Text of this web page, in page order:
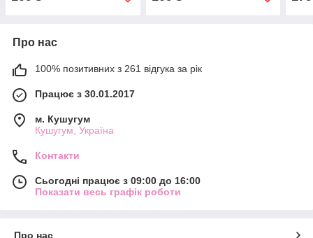
Про нас
100% позитивних з 261 відгука за рік
Працює з 30.01.2017
м. Кушугум
Кушугум, Україна
Контакти
Сьогодні працює з 09:00 до 16:00
Показати весь графік роботи
Про нас